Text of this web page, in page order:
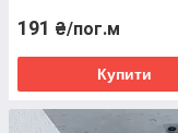
профіль
збільшує
191 ₴/пог.м
Купити